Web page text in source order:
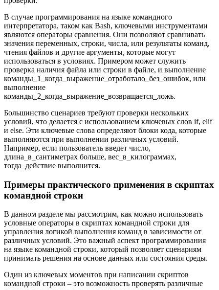
В случае программирования на языке командного
интерпретатора, таком как Bash, ключевыми инструментами
являются операторы сравнения. Они позволяют сравнивать
значения переменных, строки, числа, или результаты команд,
чтения файлов и другие аргументы, которые могут
использоваться в условиях. Примером может служить
проверка наличия файла или строки в файле, и выполнение
команды_1_когда_выражение_отработало_без_ошибок, или
выполнение
команды_2_когда_выражение_возвращается_ложь.
Большинство сценариев требуют проверки нескольких
условий, что делается с использованием ключевых слов if, elif
и else. Эти ключевые слова определяют блоки кода, которые
выполняются при выполнении различных условий.
Например, если пользователь введет число,
длина_в_сантиметрах больше, вес_в_килограммах,
тогда_действие выполнится.
Примеры практического применения в скриптах
командной строки
В данном разделе мы рассмотрим, как можно использовать
условные операторы в скриптах командной строки для
управления логикой выполнения команд в зависимости от
различных условий. Это важный аспект программирования
на языке командной строки, который позволяет сценариям
принимать решения на основе данных или состояния среды.
Один из ключевых моментов при написании скриптов
командной строки – это возможность проверять различные